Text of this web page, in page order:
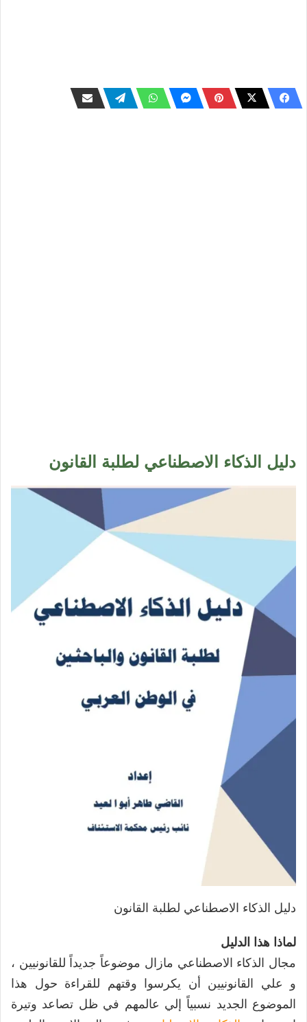
دليل الذكاء الاصطناعي لطلبة القانون
دليل الذكاء الاصطناعي لطلبة القانون
لماذا هذا الدليل
مجال الذكاء الاصطناعي مازال موضوعاً جديداً للقانونيين ،
و علي القانونيين أن يكرسوا وقتهم للقراءة حول هذا
الموضوع الجديد نسبياً إلي عالمهم في ظل تصاعد وتيرة